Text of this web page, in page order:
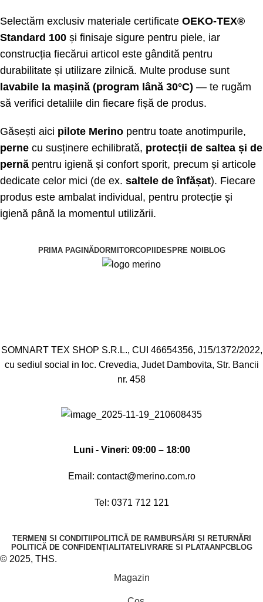
Selectăm exclusiv materiale certificate OEKO-TEX®
Standard 100 și finisaje sigure pentru piele, iar
construcția fiecărui articol este gândită pentru
durabilitate și utilizare zilnică. Multe produse sunt
lavabile la mașină (program lână 30°C) — te rugăm
să verifici detaliile din fiecare fișă de produs.
Găsești aici pilote Merino pentru toate anotimpurile,
perne cu susținere echilibrată, protecții de saltea și de
pernă pentru igienă și confort sporit, precum și articole
dedicate celor mici (de ex. saltele de înfășat). Fiecare
produs este ambalat individual, pentru protecție și
igienă până la momentul utilizării.
PRIMA PAGINĂDORMITORCOPII DESPRE NOI BLOG
SOMNART TEX SHOP S.R.L., CUI 46654356, J15/1372/2022,
cu sediul social in loc. Crevedia, Judet Dambovita, Str. Bancii
nr. 458
Luni - Vineri: 09:00 – 18:00
Email: contact@merino.com.ro
Tel: 0371 712 121
TERMENI SI CONDITII
POLITICĂ DE RAMBURSĂRI ȘI RETURNĂRI
POLITICĂ DE CONFIDENȚIALITATELIVRARE SI PLATAANPCBLOG
© 2025, THS.
Magazin